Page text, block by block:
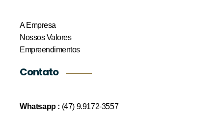
A Empresa
Nossos Valores
Empreendimentos
Contato
Whatsapp : (47) 9.9172-3557